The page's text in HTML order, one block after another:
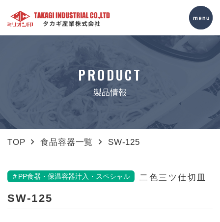
PRODUCT
製品情報
TOP 食品容器一覧 SW-125
＃PP食器・保温容器汁入・スペシャル 二色三ツ仕切皿
SW-125